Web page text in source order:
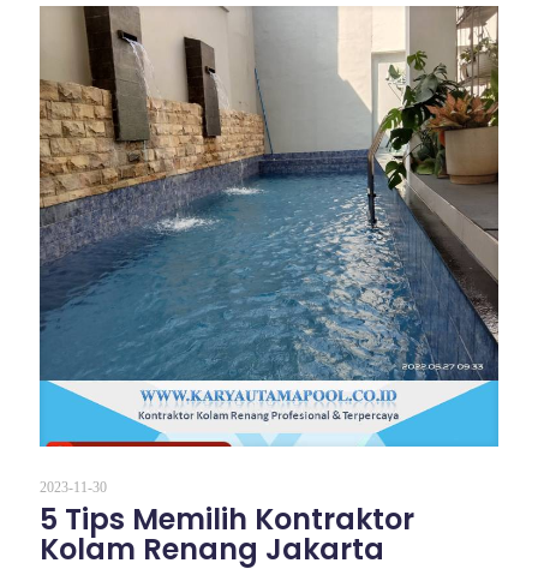
2023-11-30
5 Tips Memilih Kontraktor
Kolam Renang Jakarta